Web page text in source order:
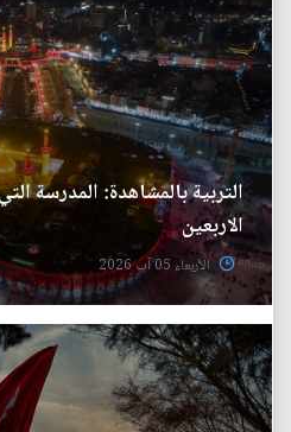
التربية بالمشاهدة: المدرسة
الاربعين
الأربعاء 05 آب 2026